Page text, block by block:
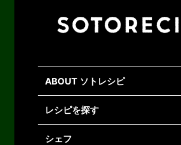
ABOUT ソトレシピ
レシピを探す
シェフ